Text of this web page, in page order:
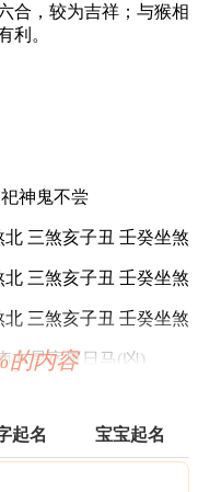
合，较为吉祥；与猴相
利。
神鬼不尝
三煞亥子丑 壬癸坐煞
三煞亥子丑 壬癸坐煞
三煞亥子丑 壬癸坐煞
方星宿星日马(凶)
，卯，午，未，酉
的内容
起名 宝宝起名